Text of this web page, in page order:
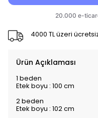
4000 TL üzeri
Ürün Açıklaması
1 beden
Etek boyu : 100 cm
2 beden
Etek boyu : 102 cm